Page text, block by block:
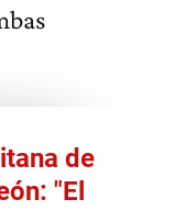
de
"El